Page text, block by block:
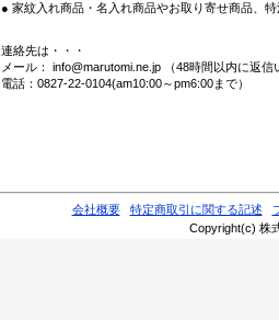
● 家紋入れ商品・名入れ商品やお取り寄せ商品、
連絡先は・・・
メール： info@marutomi.ne.jp （48時間以内に返信
電話：0827-22-0104(am10:00～pm6:00まで）
会社概要 特定商取引に関する記述
Copyright(c) 株